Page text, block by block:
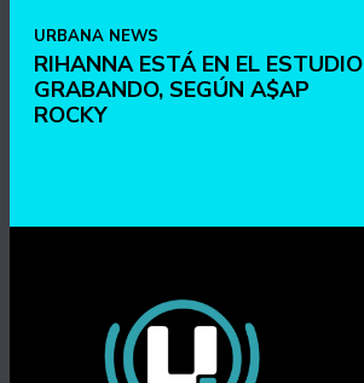
URBANA NEWS
RIHANNA ESTÁ EN EL ESTUDIO
GRABANDO, SEGÚN A$AP
ROCKY